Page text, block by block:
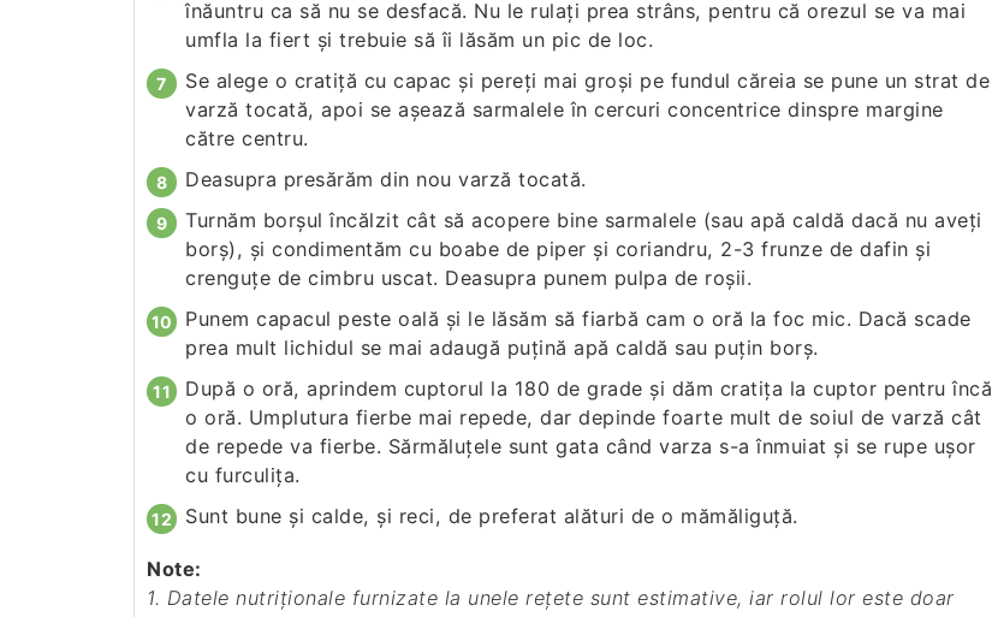
înăuntru ca să nu se desfacă. Nu le rulaţi prea strâns, pentru că orezul se va mai
umfla la fiert şi trebuie să îi lăsăm un pic de loc.
Se alege o cratiţă cu capac şi pereţi mai groşi pe fundul căreia se pune un strat de
varză tocată, apoi se aşează sarmalele în cercuri concentrice dinspre margine
către centru.
Deasupra presărăm din nou varză tocată.
Turnăm borşul încălzit cât să acopere bine sarmalele (sau apă caldă dacă nu aveţi
borş), şi condimentăm cu boabe de piper şi coriandru, 2-3 frunze de dafin şi
crenguţe de cimbru uscat. Deasupra punem pulpa de roşii.
Punem capacul peste oală şi le lăsăm să fiarbă cam o oră la foc mic. Dacă scade
prea mult lichidul se mai adaugă puţină apă caldă sau puţin borş.
După o oră, aprindem cuptorul la 180 de grade şi dăm cratiţa la cuptor pentru încă
o oră. Umplutura fierbe mai repede, dar depinde foarte mult de soiul de varză cât
de repede va fierbe. Sărmăluţele sunt gata când varza s-a înmuiat şi se rupe uşor
cu furculiţa.
Sunt bune şi calde, şi reci, de preferat alături de o mămăliguţă.
Note:
1. Datele nutriționale furnizate la unele rețete sunt estimative, iar rolul lor este doar